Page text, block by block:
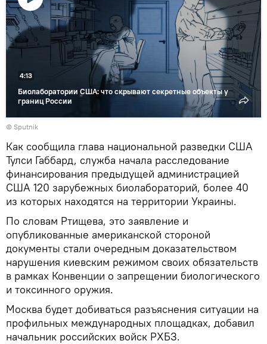
Воспроизвести
видео
Биолаборатории США: что скрывают секретные объекты у
границ России
4:13
© Sputnik
Как сообщила глава национальной разведки США
Тулси Габбард, служба начала расследование
финансирования предыдущей администрацией
США 120 зарубежных биолабораторий, более 40
из которых находятся на территории Украины.
По словам Ртищева, это заявление и
опубликованные американской стороной
документы стали очередным доказательством
нарушения киевским режимом своих обязательств
в рамках Конвенции о запрещении биологического
и токсинного оружия.
Москва будет добиваться разъяснения ситуации на
профильных международных площадках, добавил
начальник российских войск РХБЗ.